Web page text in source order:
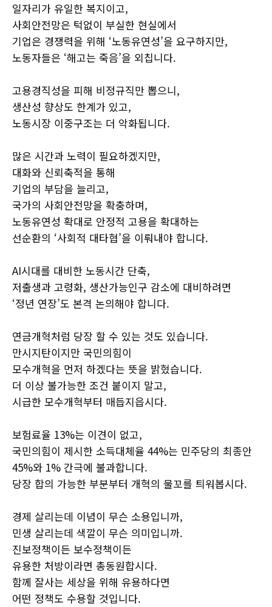
일자리가 유일한 복지이고,
사회안전망은 턱없이 부실한 현실에서
기업은 경쟁력을 위해 ‘노동유연성’을 요구하지만,
노동자들은 ‘해고는 죽음’을 외칩니다.
고용경직성을 피해 비정규직만 뽑으니,
생산성 향상도 한계가 있고,
노동시장 이중구조는 더 악화됩니다.
많은 시간과 노력이 필요하겠지만,
대화와 신뢰축적을 통해
기업의 부담을 늘리고,
국가의 사회안전망을 확충하며,
노동유연성 확대로 안정적 고용을 확대하는
선순환의 ‘사회적 대타협’을 이뤄내야 합니다.
AI시대를 대비한 노동시간 단축,
저출생과 고령화, 생산가능인구 감소에 대비하려면
‘정년 연장’도 본격 논의해야 합니다.
연금개혁처럼 당장 할 수 있는 것도 있습니다.
만시지탄이지만 국민의힘이
모수개혁을 먼저 하겠다는 뜻을 밝혔습니다.
더 이상 불가능한 조건 붙이지 말고,
시급한 모수개혁부터 매듭지읍시다.
보험료율 13%는 이견이 없고,
국민의힘이 제시한 소득대체율 44%는 민주당의 최종안
45%와 1% 간극에 불과합니다.
당장 합의 가능한 부분부터 개혁의 물꼬를 틔워봅시다.
경제 살리는데 이념이 무슨 소용입니까,
민생 살리는데 색깔이 무슨 의미입니까.
진보정책이든 보수정책이든
유용한 처방이라면 총동원합시다.
함께 잘사는 세상을 위해 유용하다면
어떤 정책도 수용할 것입니다.